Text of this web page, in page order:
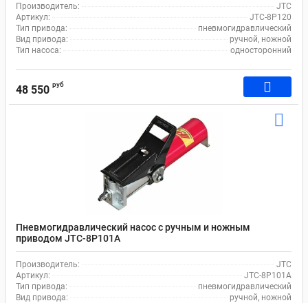
Производитель:
JTC
Артикул:
JTC-8P120
Тип привода:
пневмогидравлический
Вид привода:
ручной, ножной
Тип насоса:
односторонний
48 550 руб
Пневмогидравлический насос с ручным и ножным
приводом JTC-8P101A
Производитель:
JTC
Артикул:
JTC-8P101A
Тип привода:
пневмогидравлический
Вид привода:
ручной, ножной